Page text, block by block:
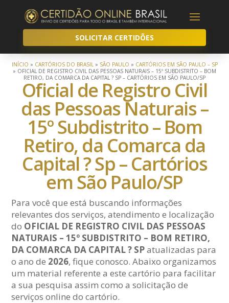
SOLICITAR CERTIDÕES
INÍCIO » CARTÓRIOS DO BRASIL» SÃO PAULO » CARTÓRIOS EM SÃO PAULO – SP
» OFICIAL DE REGISTRO CIVIL DAS PESSOAS NATURAIS – 15º SUBDISTRITO – BOM
RETIRO, DA COMARCA DA CAPITAL ? SP – CARTÓRIOS EM SÃO PAULO/SP
Oficial de Registro Civil
das Pessoas Naturais –
15º Subdistrito – Bom
Retiro, da Comarca da
Capital ? Sp – Cartórios
em São Paulo/SP
Para você que está buscando informações
relevantes dos serviços, atendimento e localização
do OFICIAL DE REGISTRO CIVIL DAS PESSOAS
NATURAIS – 15º SUBDISTRITO – BOM RETIRO,
DA COMARCA DA CAPITAL ? SPatualizadas para
o ano de 2026, fique conosco. Abaixo organizamos
um material referente a este cartório para facilitar
a sua pesquisa assim como a solicitação de
serviços online do cartório.